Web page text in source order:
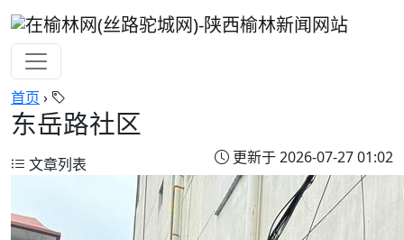
首页 ›
东岳路社区
更新于 2026-07-27 01:02
文章列表